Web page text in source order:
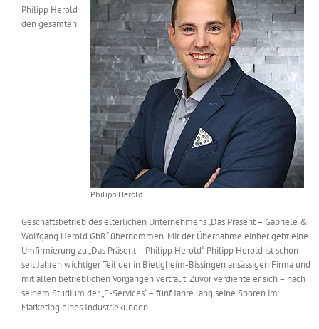
Kontakt
Messen & Events
Jobshop
Suche
nach:
Philipp Herold
Philipp Herold
den gesamten
Geschäftsbetrieb des elterlichen Unternehmens „Das Präsent – Gabriele &
Wolfgang Herold GbR“ übernommen. Mit der Übernahme einher geht eine
Umfirmierung zu „Das Präsent – Philipp Herold“. Philipp Herold ist schon
seit Jahren wichtiger Teil der in Bietigheim-Bissingen ansässigen Firma und
mit allen betrieblichen Vorgängen vertraut. Zuvor verdiente er sich – nach
seinem Studium der „E-Services“ – fünf Jahre lang seine Sporen im
Marketing eines Industriekunden.